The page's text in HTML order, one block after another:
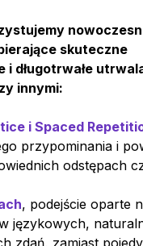
skuteczne
i długotrwałe
innymi:
i Spaced
przypominania i
odstępach
, podejście oparte
językowych,
zdań, zamiast